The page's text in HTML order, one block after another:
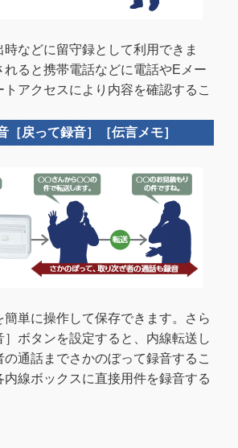
などに留守録として利用できま
れると携帯電話などに電話やEメー
トアクセスにより内容を確認するこ
［戻って録音］［伝言メモ］
単に操作して保存できます。さら
］ボタンを設定すると、内線転送し
通話までさかのぼって録音するこ
内線ボックスに直接用件を録音する